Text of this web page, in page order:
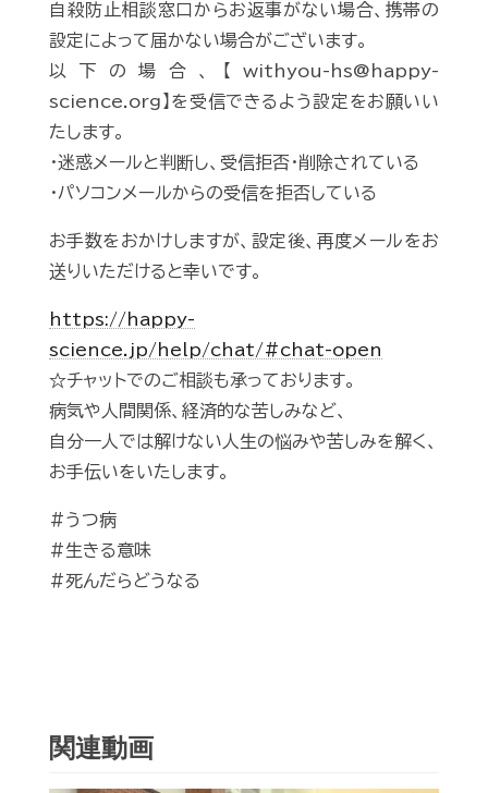
自殺防止相談窓口からお返事がない場合、携帯の
設定によって届かない場合がございます。
以下の場合、【withyou-hs@happy-
science.org】を受信できるよう設定をお願いい
たします。
・迷惑メールと判断し、受信拒否・削除されている
・パソコンメールからの受信を拒否している
お手数をおかけしますが、設定後、再度メールをお
送りいただけると幸いです。
https://happy-
science.jp/help/chat/#chat-open
☆チャットでのご相談も承っております。
病気や人間関係、経済的な苦しみなど、
自分一人では解けない人生の悩みや苦しみを解く、
お手伝いをいたします。
#うつ病
#生きる意味
#死んだらどうなる
関連動画